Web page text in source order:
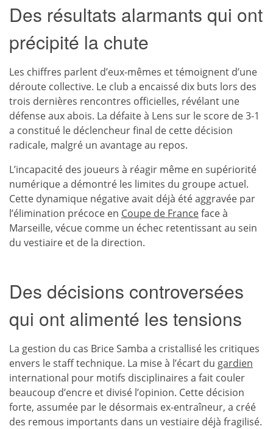
Des résultats alarmants qui ont
précipité la chute
Les chiffres parlent d’eux-mêmes et témoignent d’une
déroute collective. Le club a encaissé dix buts lors des
trois dernières rencontres officielles, révélant une
défense aux abois. La défaite à Lens sur le score de 3-1
a constitué le déclencheur final de cette décision
radicale, malgré un avantage au repos.
L’incapacité des joueurs à réagir même en supériorité
numérique a démontré les limites du groupe actuel.
Cette dynamique négative avait déjà été aggravée par
l’élimination précoce en Coupe de Franceface à
Marseille, vécue comme un échec retentissant au sein
du vestiaire et de la direction.
Des décisions controversées
qui ont alimenté les tensions
La gestion du cas Brice Samba a cristallisé les critiques
envers le staff technique. La mise à l’écart du gardien
international pour motifs disciplinaires a fait couler
beaucoup d’encre et divisé l’opinion. Cette décision
forte, assumée par le désormais ex-entraîneur, a créé
des remous importants dans un vestiaire déjà fragilisé.